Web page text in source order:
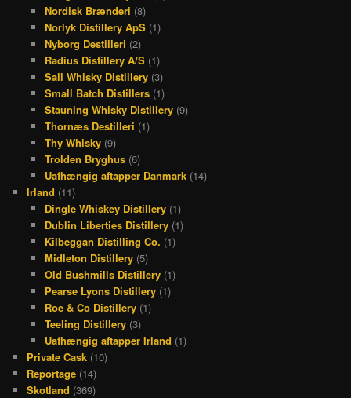
Nordisk Brænderi (8)
Norlyk Distillery ApS(1)
Nyborg Destilleri (2)
Radius Distillery A/S(1)
Sall Whisky Distillery(3)
Small Batch Distillers(1)
Stauning Whisky Distillery(9)
Thornæs Destilleri (1)
Thy Whisky(9)
Trolden Bryghus(6)
Uafhængig aftapper Danmark(14)
Irland (11)
Dingle Whiskey Distillery(1)
Dublin Liberties Distillery(1)
Kilbeggan Distilling Co. (1)
Midleton Distillery(5)
Old Bushmills Distillery(1)
Pearse Lyons Distillery(1)
Roe & Co Distillery(1)
Teeling Distillery(3)
Uafhængig aftapper Irland (1)
Private Cask (10)
Reportage (14)
Skotland (369)